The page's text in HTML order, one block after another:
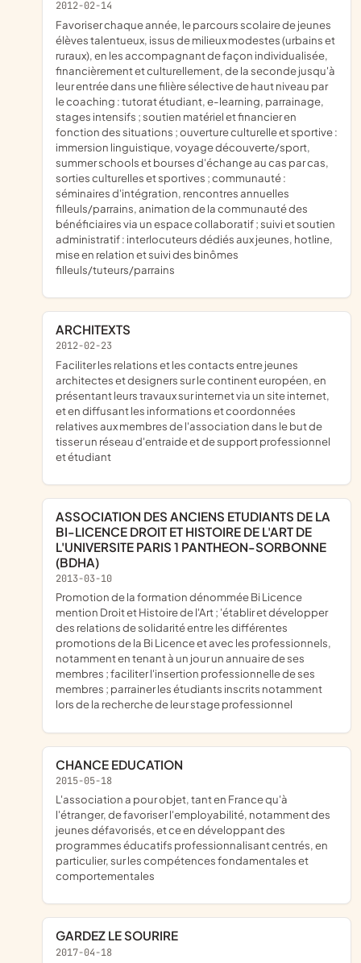
2012-02-14
favoriser chaque année, le parcours scolaire de jeunes
élèves talentueux, issus de milieux modestes (urbains et
ruraux), en les accompagnant de façon individualisée,
financièrement et culturellement, de la seconde jusqu'à
leur entrée dans une filière sélective de haut niveau par
le coaching : tutorat étudiant, e-learning, parrainage,
stages intensifs ; soutien matériel et financier en
fonction des situations ; ouverture culturelle et sportive :
immersion linguistique, voyage découverte/sport,
summer schools et bourses d'échange au cas par cas,
sorties culturelles et sportives ; communauté :
séminaires d'intégration, rencontres annuelles
filleuls/parrains, animation de la communauté des
bénéficiaires via un espace collaboratif ; suivi et soutien
administratif : interlocuteurs dédiés aux jeunes, hotline,
mise en relation et suivi des binômes
filleuls/tuteurs/parrains
ARCHITEXTS
2012-02-23
faciliter les relations et les contacts entre jeunes
architectes et designers sur le continent européen, en
présentant leurs travaux sur internet via un site internet,
et en diffusant les informations et coordonnées
relatives aux membres de l'association dans le but de
tisser un réseau d'entraide et de support professionnel
et étudiant
ASSOCIATION DES ANCIENS ETUDIANTS DE LA
BI-LICENCE DROIT ET HISTOIRE DE L'ART DE
L'UNIVERSITE PARIS 1 PANTHEON-SORBONNE
(BDHA)
2013-03-10
promotion de la formation dénommée Bi Licence
mention Droit et Histoire de l'Art ; 'établir et développer
des relations de solidarité entre les différentes
promotions de la Bi Licence et avec les professionnels,
notamment en tenant à un jour un annuaire de ses
membres ; faciliter l'insertion professionnelle de ses
membres ; parrainer les étudiants inscrits notamment
lors de la recherche de leur stage professionnel
CHANCE EDUCATION
2015-05-18
l'association a pour objet, tant en France qu'à
l'étranger, de favoriser l'employabilité, notamment des
jeunes défavorisés, et ce en développant des
programmes éducatifs professionnalisant centrés, en
particulier, sur les compétences fondamentales et
comportementales
GARDEZ LE SOURIRE
2017-04-18